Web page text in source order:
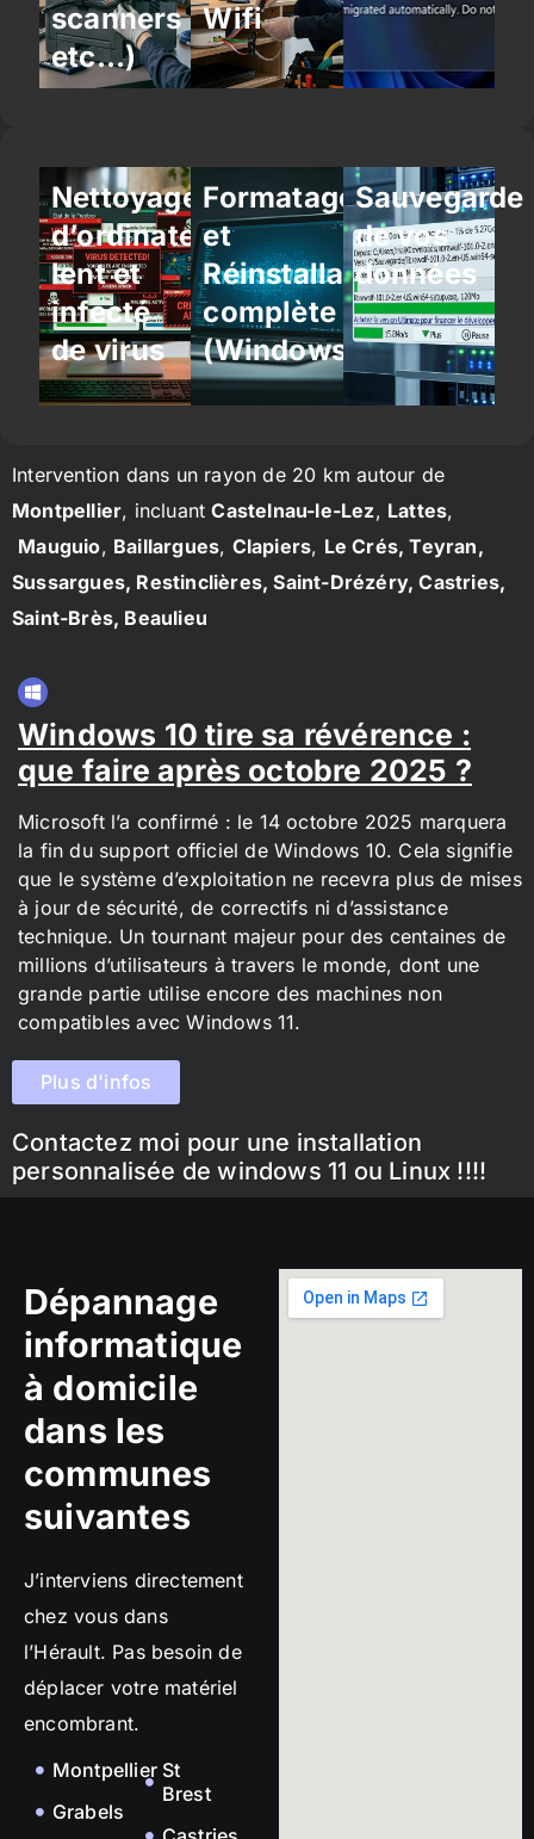
scanners
etc…)
Wifi
Nettoyage
d’ordinateur
lent et
infecté
de virus
Formatage
et
Réinstallation
complète
(Windows/Linux)
Sauvegarde
de vos
données
Intervention dans un rayon de 20 km autour de
Montpellier, incluantCastelnau-le-Lez, Lattes,
Mauguio, Baillargues, Clapiers, Le Crés, Teyran,
Sussargues, Restinclières, Saint-Drézéry, Castries,
Saint-Brès, Beaulieu
Windows 10 tire sa révérence :
que faire après octobre 2025 ?
Microsoft l’a confirmé : le 14 octobre 2025 marquera
la fin du support officiel de Windows 10. Cela signifie
que le système d’exploitation ne recevra plus de mises
à jour de sécurité, de correctifs ni d’assistance
technique. Un tournant majeur pour des centaines de
millions d’utilisateurs à travers le monde, dont une
grande partie utilise encore des machines non
compatibles avec Windows 11.
Plus d'infos
Contactez moi pour une installation
personnalisée de windows 11 ou Linux !!!!
Dépannage
informatique
à domicile
dans les
communes
suivantes
J’interviens directement
chez vous dans
l’Hérault. Pas besoin de
déplacer votre matériel
encombrant.
Montpellier
Grabels
St
Brest